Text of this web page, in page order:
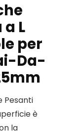
L
per
Da-
Pesanti
è
la